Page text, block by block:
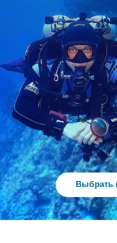
Выбрать курс